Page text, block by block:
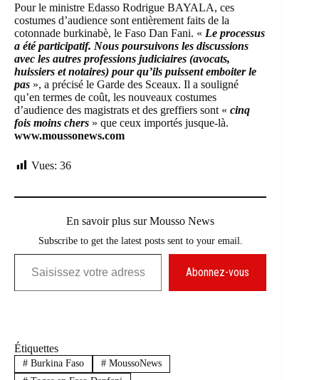
Pour le ministre Edasso Rodrigue BAYALA, ces
costumes d’audience sont entièrement faits de la
cotonnade burkinabè, le Faso Dan Fani. « Le processus
a été participatif. Nous poursuivons les discussions
avec les autres professions judiciaires (avocats,
huissiers et notaires) pour qu’ils puissent emboiter le
pas », a précisé le Garde des Sceaux. Il a souligné
qu’en termes de coût, les nouveaux costumes
d’audience des magistrats et des greffiers sont « cinq
fois moins chers » que ceux importés jusque-là.
www.moussonews.com
Vues: 36
En savoir plus sur Mousso News
Subscribe to get the latest posts sent to your email.
Saisissez votre adresse e-mail…
Abonnez-vous
Étiquettes
#Burkina Faso #MoussoNews